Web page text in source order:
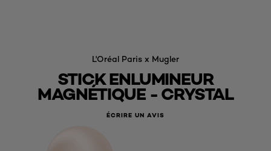
L'Oréal Paris x Mugler
STICK ENLUMINEUR
MAGNÉTIQUE - CRYSTAL
ÉCRIRE UN AVIS